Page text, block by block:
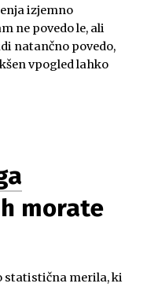
izjemno
ne povedo le, ali
natančno povedo,
vpogled lahko
morate
statistična merila, ki